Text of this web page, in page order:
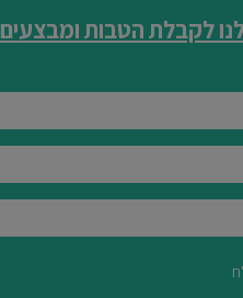
לקבלת הטבות ומבצעים